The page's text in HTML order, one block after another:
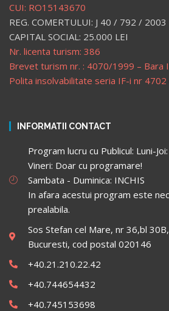
CUI: RO15143670
REG. COMERTULUI: J 40 / 792 / 2003
CAPITAL SOCIAL: 25.000 LEI
Nr. licenta turism: 386
Brevet turism nr. : 4070/1999 – Bara
Polita insolvabilitate seria IF-i nr 4702
INFORMATII CONTACT
Program lucru cu Publicul: Luni-
Vineri: Doar cu programare!
Sambata - Duminica: INCHIS
In afara acestui program este
prealabila.
Sos Stefan cel Mare, nr 36,bl
Bucuresti, cod postal 020146
+40.21.210.22.42
+40.744654432
+40.745153698